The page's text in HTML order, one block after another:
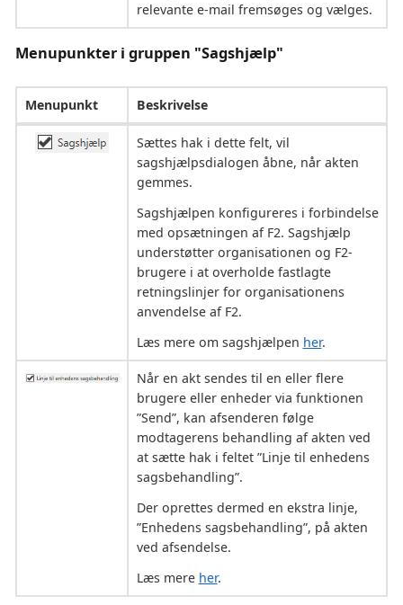
relevante e-mail fremsøges og vælges.
Menupunkter i gruppen "Sagshjælp"
Menupunkt Beskrivelse
Sættes hak i dette felt, vil
sagshjælpsdialogen åbne, når akten
gemmes.
Sagshjælpen konfigureres i forbindelse
med opsætningen af F2. Sagshjælp
understøtter organisationen og F2-
brugere i at overholde fastlagte
retningslinjer for organisationens
anvendelse af F2.
Læs mere om sagshjælpen her.
Når en akt sendes til en eller flere
brugere eller enheder via funktionen
”Send”, kan afsenderen følge
modtagerens behandling af akten ved
at sætte hak i feltet ”Linje til enhedens
sagsbehandling”.
Der oprettes dermed en ekstra linje,
”Enhedens sagsbehandling”, på akten
ved afsendelse.
Læs mere her.